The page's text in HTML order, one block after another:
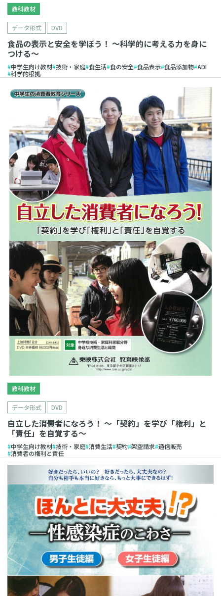
教科教材
データ形式 DVD
食品の表示と安全を学ぼう！ 〜科学的に考える力を身に
つける〜
中学生向け教材 技術・家庭 食生活 食の安全 食品表示 食品添加物 ADI
科学的根拠
教科教材
データ形式 DVD
自立した消費者になろう！ 〜「契約」を学び「権利」と
「責任」を自覚する〜
中学生向け教材 技術・家庭 消費生活 契約 架空請求 通信販売
消費者の権利と責任